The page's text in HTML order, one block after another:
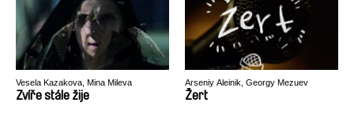
Vesela Kazakova, Mina Mileva
Zvíře stále žije
Arseniy Aleinik, Georgy Mezuev
Žert